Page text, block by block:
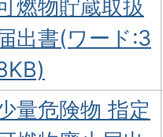
燃物貯蔵取扱
出書(ワード:3
量危険物 指定